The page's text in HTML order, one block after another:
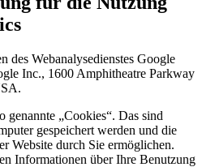
des Webanalysedienstes Google
Inc., 1600 Amphitheatre Parkway
genannte „Cookies“. Das sind
gespeichert werden und die
Website durch Sie ermöglichen.
Informationen über Ihre Benutzung